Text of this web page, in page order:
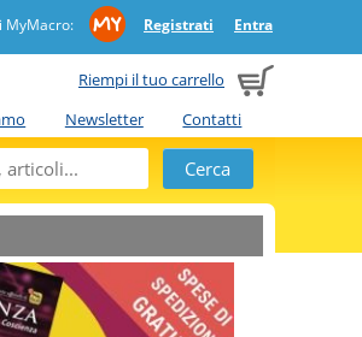
MyMacro: Registrati Entra
Riempi il tuo carrello
Newsletter Contatti